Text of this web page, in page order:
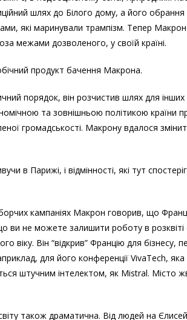
шлях до Білого дому, а його обрання
які маринували трампізм. Тепер
межами дозволеного, у своїй країні.
продукт бачення Макрона.
порядок, він розчистив шлях для
та зовнішньою політикою країни
громадськості. Макрону вдалося
в Парижі, і відмінності, які тут
кампаніях Макрон говорив, що
ви не можете залишити роботу в
віку. Він “відкрив” Францію для
для його конференції VivaTech,
штучним інтелектом, як Mistral. Місто
також драматична. Від людей на